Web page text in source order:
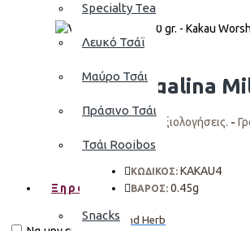
Specialty Tea
Λευκό Τσάϊ
Μαύρο Τσάι
Πράσινο Τσάι
Τσάι Rooibos
Ξηροί Καρποί
Snacks
Vegalina
Σύμφωνα με 0 αξιολογήσεις. -
ΚΩΔΙΚΟΣ: KAKAU4
ΒΑΡΟΣ: 0.45g
Bean and Herb